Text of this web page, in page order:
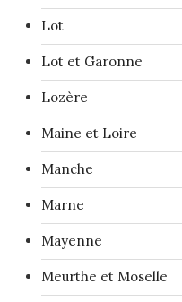
Lot
Lot et Garonne
Lozère
Maine et Loire
Manche
Marne
Mayenne
Meurthe et Moselle